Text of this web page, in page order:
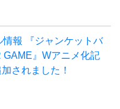
情報 『ジャンケットバ
GAME』Wアニメ化記
加されました！